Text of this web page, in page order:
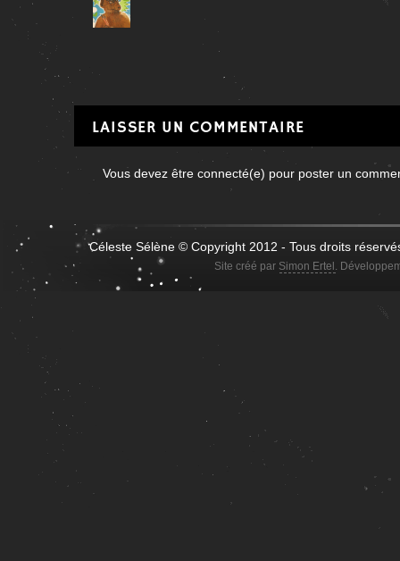
LAISSER UN COMMENTAIRE
Vous devez être connecté(e) pour poster un
Céleste Sélène © Copyright 2012 - Tous droits
Site créé par Simon Ertel .